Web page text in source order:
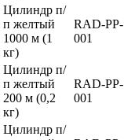
Цилиндр п/
п желтый
1000 м (1
кг)
RAD-PP-
001
Цилиндр п/
п желтый
200 м (0,2
кг)
RAD-PP-
001
Цилиндр п/